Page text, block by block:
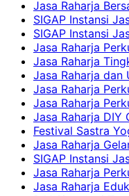
Jasa Raharja
SIGAP Instansi
SIGAP Instansi
Jasa Raharja
Jasa Raharja
Jasa Raharja
Jasa Raharja
Jasa Raharja
Jasa Raharja DIY
Festival Sastra
Jasa Raharja
SIGAP Instansi
Jasa Raharja
Jasa Raharja